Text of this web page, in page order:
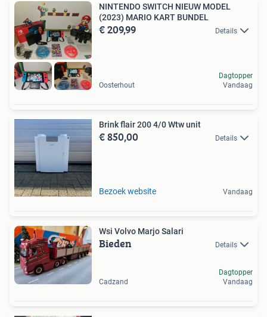
NINTENDO SWITCH NIEUW MODEL
(2023) MARIO KART BUNDEL
€ 209,99 Details
Oosterhout
Dagtopper
Vandaag
Brink flair 200 4/0 Wtw unit
€ 850,00 Details
Bezoek website Vandaag
Wsi Volvo Marjo Salari
Bieden Details
Cadzand
Dagtopper
Vandaag